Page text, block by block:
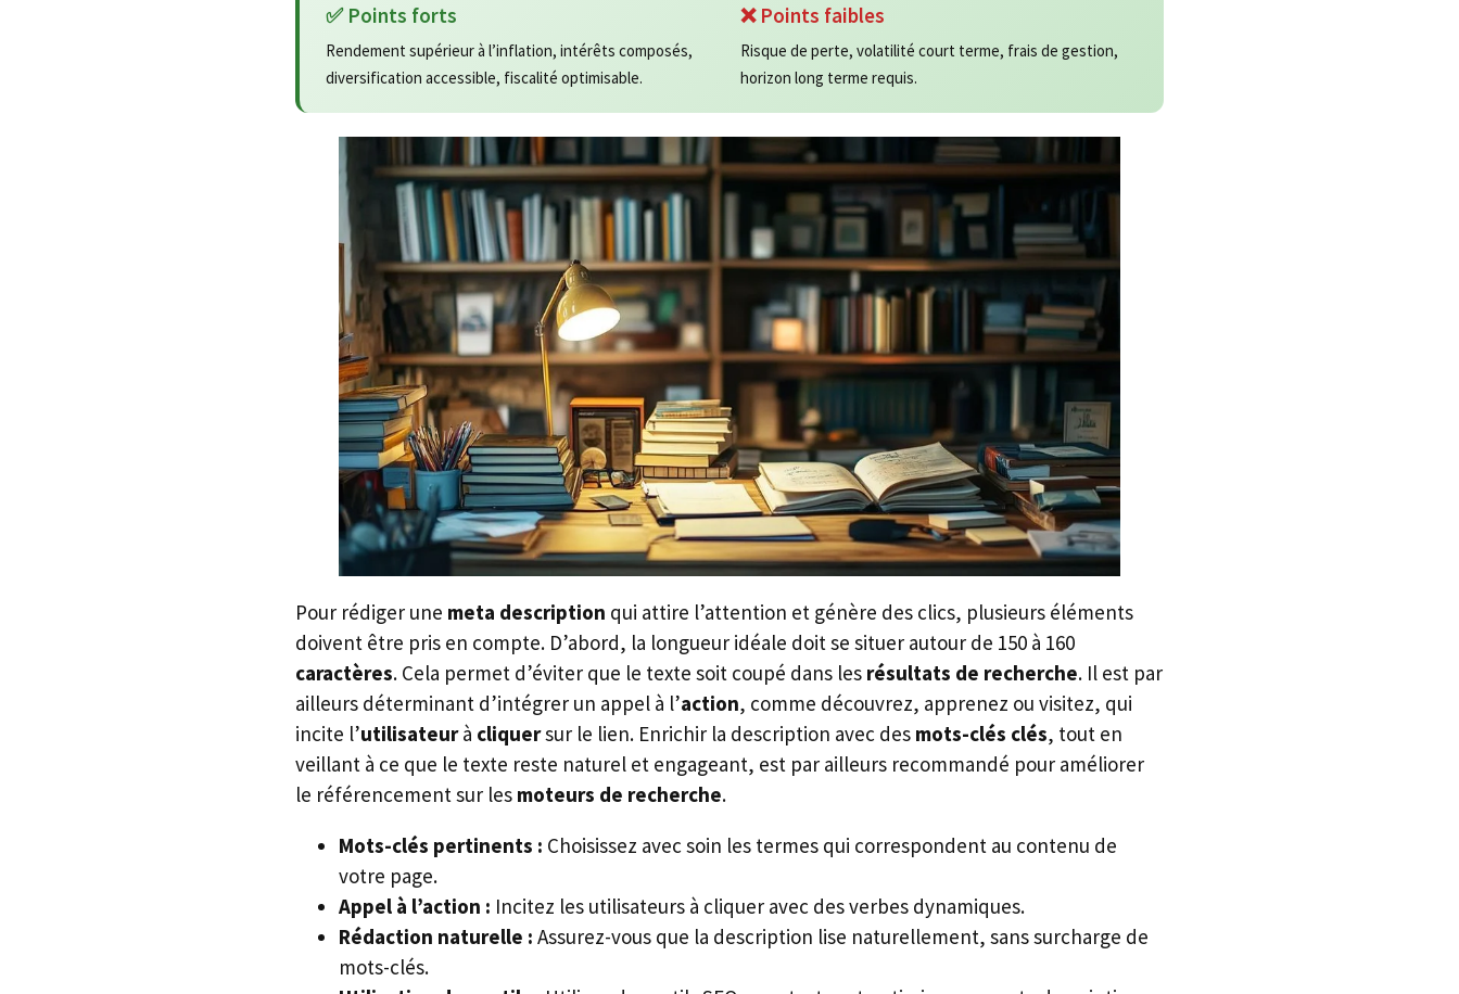
✅ Points forts
Rendement supérieur à l’inflation, intérêts composés,
diversification accessible, fiscalité optimisable.
❌ Points faibles
Risque de perte, volatilité court terme, frais de gestion,
horizon long terme requis.
Pour rédiger une meta description qui attire l’attention et génère des clics, plusieurs éléments
doivent être pris en compte. D’abord, la longueur idéale doit se situer autour de 150 à 160
caractères. Cela permet d’éviter que le texte soit coupé dans les résultats de recherche. Il est par
ailleurs déterminant d’intégrer un appel à l’action, comme découvrez, apprenez ou visitez, qui
incite l’utilisateurà cliquersur le lien. Enrichir la description avec des mots-clés clés, tout en
veillant à ce que le texte reste naturel et engageant, est par ailleurs recommandé pour améliorer
le référencement sur les moteurs de recherche.
Mots-clés pertinents : Choisissez avec soin les termes qui correspondent au contenu de
votre page.
Appel à l’action : Incitez les utilisateurs à cliquer avec des verbes dynamiques.
Rédaction naturelle : Assurez-vous que la description lise naturellement, sans surcharge de
mots-clés.